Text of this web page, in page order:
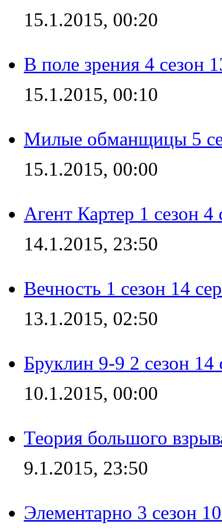
15.1.2015, 00:20
В поле зрения 4 сезон
15.1.2015, 00:10
Милые обманщицы 5
15.1.2015, 00:00
Агент Картер 1 сезон 4
14.1.2015, 23:50
Вечность 1 сезон 14
13.1.2015, 02:50
Бруклин 9-9 2 сезон 14
10.1.2015, 00:00
Теория большого
9.1.2015, 23:50
Элементарно 3 сезон